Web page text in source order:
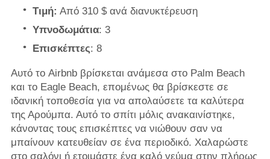
Τιμή: Από 310 $ ανά διανυκτέρευση
Υπνοδωμάτια: 3
Επισκέπτες: 8
Αυτό το Airbnb βρίσκεται ανάμεσα στο Palm Beach
και το Eagle Beach, επομένως θα βρίσκεστε σε
ιδανική τοποθεσία για να απολαύσετε τα καλύτερα
της Αρούμπα. Αυτό το σπίτι μόλις ανακαινίστηκε,
κάνοντας τους επισκέπτες να νιώθουν σαν να
μπαίνουν κατευθείαν σε ένα περιοδικό. Χαλαρώστε
στο σαλόνι ή ετοιμάστε ένα καλό γεύμα στην πλήρως